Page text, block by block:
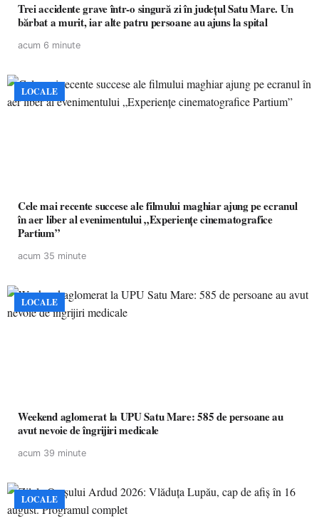
Trei accidente grave într-o singură zi în județul Satu Mare. Un
bărbat a murit, iar alte patru persoane au ajuns la spital
acum 6 minute
LOCALE
Cele mai recente succese ale filmului maghiar ajung pe ecranul
în aer liber al evenimentului „Experiențe cinematografice
Partium”
acum 35 minute
LOCALE
Weekend aglomerat la UPU Satu Mare: 585 de persoane au
avut nevoie de îngrijiri medicale
acum 39 minute
LOCALE